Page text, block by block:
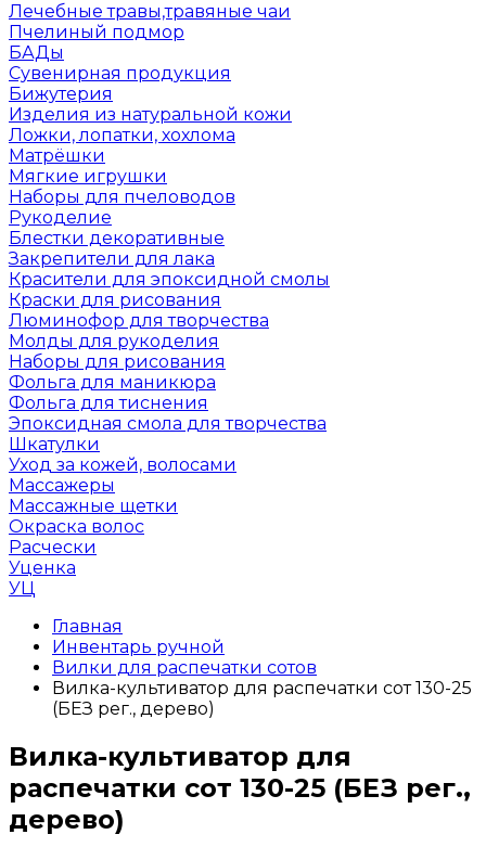
Лечебные травы,травяные чаи
Пчелиный подмор
БАДы
Сувенирная продукция
Бижутерия
Изделия из натуральной кожи
Ложки, лопатки, хохлома
Матрёшки
Мягкие игрушки
Наборы для пчеловодов
Рукоделие
Блестки декоративные
Закрепители для лака
Красители для эпоксидной смолы
Краски для рисования
Люминофор для творчества
Молды для рукоделия
Наборы для рисования
Фольга для маникюра
Фольга для тиснения
Эпоксидная смола для творчества
Шкатулки
Уход за кожей, волосами
Массажеры
Массажные щетки
Окраска волос
Расчески
Уценка
УЦ
Главная
Инвентарь ручной
Вилки для распечатки сотов
Вилка-культиватор для распечатки сот 130-25
(БЕЗ рег., дерево)
Вилка-культиватор для
распечатки сот 130-25 (БЕЗ рег.,
дерево)